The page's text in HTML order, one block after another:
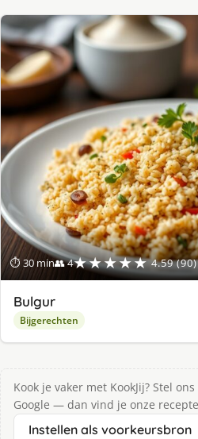
⏱ 30 min👥 4★★★★★ 4.59 (90)
Bulgur
Bijgerechten
Kook je vaker met KookJij? Stel
Google — dan vind je onze
Instellen als voorkeursbron